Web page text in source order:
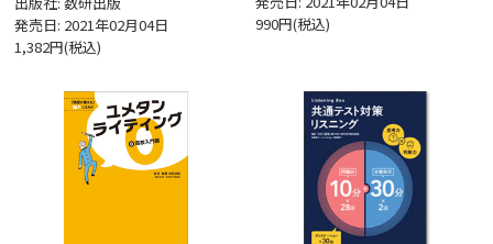
発売日: 2021年02月04日
1,382円(税込)
990円(税込)